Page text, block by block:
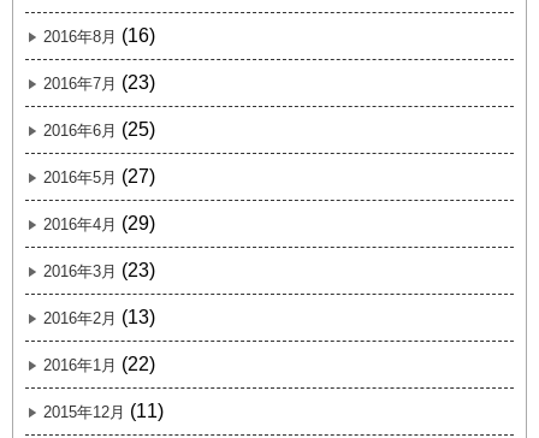
2016年8月 (16)
2016年7月 (23)
2016年6月 (25)
2016年5月 (27)
2016年4月 (29)
2016年3月 (23)
2016年2月 (13)
2016年1月 (22)
2015年12月 (11)